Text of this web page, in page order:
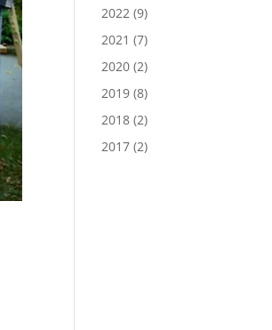
2022 (9)
2021 (7)
2020 (2)
2019 (8)
2018 (2)
2017 (2)